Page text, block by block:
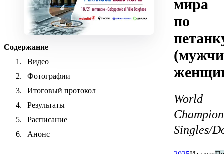
Содержание
Видео
Фотографии
Итоговый протокол
Результаты
Расписание
Анонс
мира
по
World
Singles/